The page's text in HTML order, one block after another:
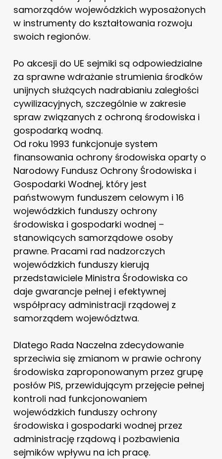
samorządów wojewódzkich wyposażonych
w instrumenty do kształtowania rozwoju
swoich regionów.
Po akcesji do UE sejmiki są odpowiedzialne
za sprawne wdrażanie strumienia środków
unijnych służących nadrabianiu zaległości
cywilizacyjnych, szczególnie w zakresie
spraw związanych z ochroną środowiska i
gospodarką wodną.
Od roku 1993 funkcjonuje system
finansowania ochrony środowiska oparty o
Narodowy Fundusz Ochrony Środowiska i
Gospodarki Wodnej, który jest
państwowym funduszem celowym i 16
wojewódzkich funduszy ochrony
środowiska i gospodarki wodnej –
stanowiących samorządowe osoby
prawne. Pracami rad nadzorczych
wojewódzkich funduszy kierują
przedstawiciele Ministra Środowiska co
daje gwarancje pełnej i efektywnej
współpracy administracji rządowej z
samorządem województwa.
Dlatego Rada Naczelna zdecydowanie
sprzeciwia się zmianom w prawie ochrony
środowiska zaproponowanym przez grupę
posłów PiS, przewidującym przejęcie pełnej
kontroli nad funkcjonowaniem
wojewódzkich funduszy ochrony
środowiska i gospodarki wodnej przez
administrację rządową i pozbawienia
sejmików wpływu na ich pracę.